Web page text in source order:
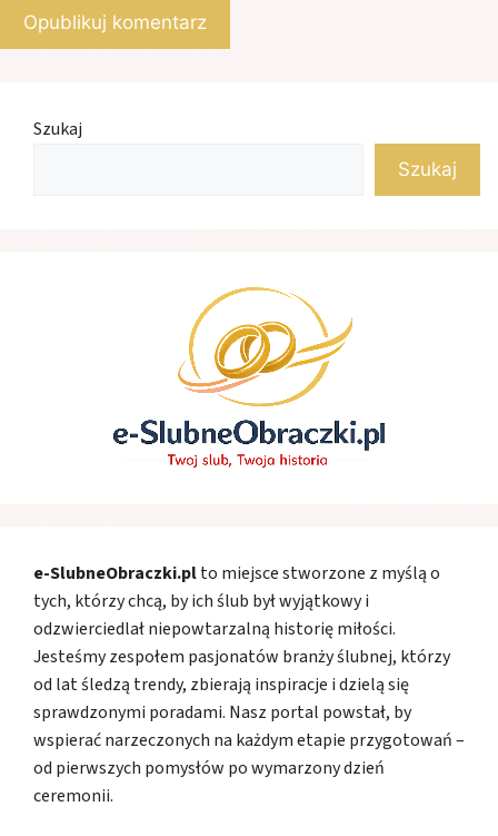
Szukaj
Szukaj
e-SlubneObraczki.plto miejsce stworzone z myślą o
tych, którzy chcą, by ich ślub był wyjątkowy i
odzwierciedlał niepowtarzalną historię miłości.
Jesteśmy zespołem pasjonatów branży ślubnej, którzy
od lat śledzą trendy, zbierają inspiracje i dzielą się
sprawdzonymi poradami. Nasz portal powstał, by
wspierać narzeczonych na każdym etapie przygotowań –
od pierwszych pomysłów po wymarzony dzień
ceremonii.